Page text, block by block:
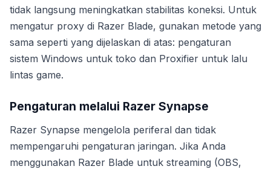
tidak langsung meningkatkan stabilitas koneksi. Untuk
mengatur proxy di Razer Blade, gunakan metode yang
sama seperti yang dijelaskan di atas: pengaturan
sistem Windows untuk toko dan Proxifier untuk lalu
lintas game.
Pengaturan melalui Razer Synapse
Razer Synapse mengelola periferal dan tidak
mempengaruhi pengaturan jaringan. Jika Anda
menggunakan Razer Blade untuk streaming (OBS,